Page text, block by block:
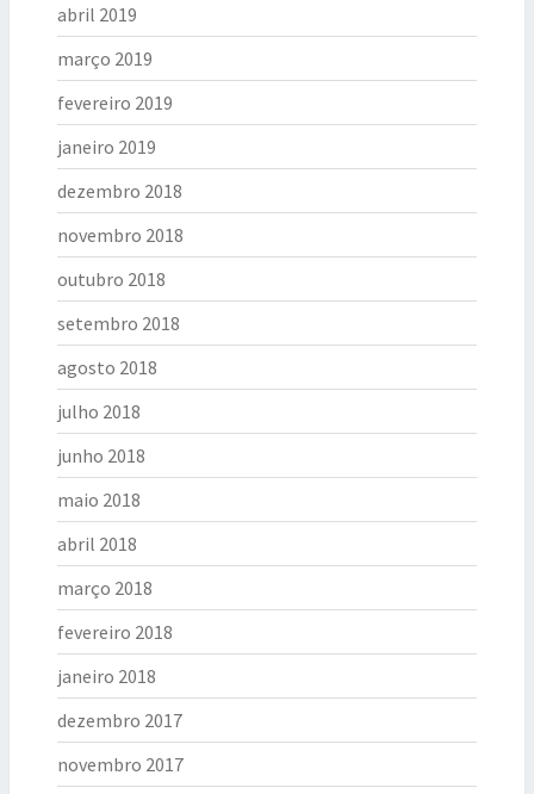
abril 2019
março 2019
fevereiro 2019
janeiro 2019
dezembro 2018
novembro 2018
outubro 2018
setembro 2018
agosto 2018
julho 2018
junho 2018
maio 2018
abril 2018
março 2018
fevereiro 2018
janeiro 2018
dezembro 2017
novembro 2017